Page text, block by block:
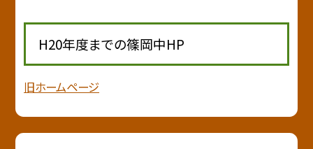
H20年度までの篠岡中HP
旧ホームページ